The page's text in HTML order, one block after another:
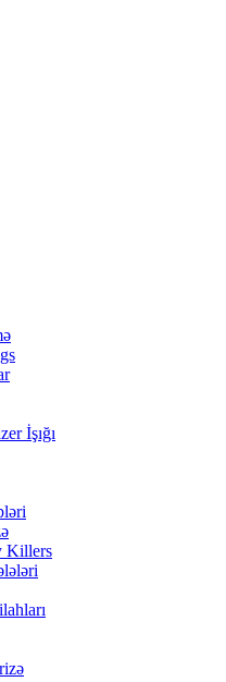
İşığı
Killers